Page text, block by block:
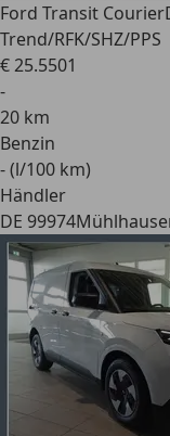
Ford Transit Courier
Trend/RFK/SHZ/PPS
€ 25.5501
-
20 km
Benzin
- (l/100 km)
Händler
DE 99974